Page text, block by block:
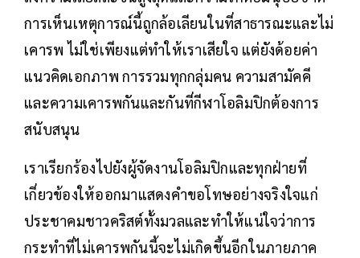
การเห็นเหตุการณ์นี้ถูกล้อเลียนในที่สาธารณะและไม่
เคารพ ไม่ใช่เพียงแต่ทำให้เราเสียใจ แต่ยังด้อยค่า
แนวคิดเอกภาพ การรวมทุกกลุ่มคน ความสามัคคี
และความเคารพกันและกันที่กีฬาโอลิมปิกต้องการ
สนับสนุน
เราเรียกร้องไปยังผู้จัดงานโอลิมปิกและทุกฝ่ายที่
เกี่ยวข้องให้ออกมาแสดงคำขอโทษอย่างจริงใจแก่
ประชาคมชาวคริสต์ทั้งมวลและทำให้แน่ใจว่าการ
กระทำที่ไม่เคารพกันนี้จะไม่เกิดขึ้นอีกในภายภาค